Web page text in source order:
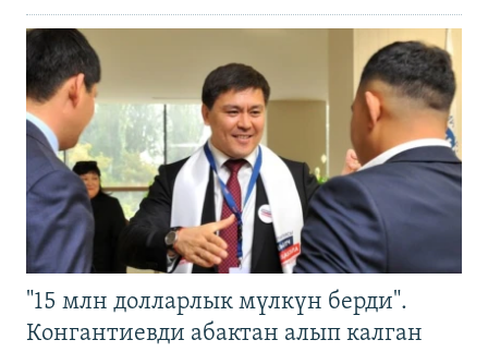
"15 млн долларлык мүлкүн берди".
Конгантиевди абактан алып калган